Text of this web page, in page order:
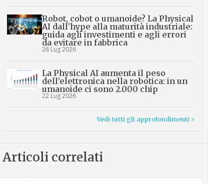
Robot, cobot o umanoide? La Physical
AI dall’hype alla maturità industriale:
guida agli investimenti e agli errori
da evitare in fabbrica
28 Lug 2026
La Physical AI aumenta il peso
dell’elettronica nella robotica: in un
umanoide ci sono 2.000 chip
22 Lug 2026
Vedi tutti gli approfondimenti >
Articoli correlati